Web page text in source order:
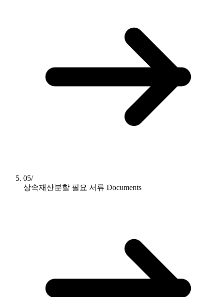
05/
상속재산분할 필요 서류 Documents